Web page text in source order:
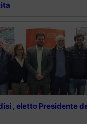
, eletto Presidente